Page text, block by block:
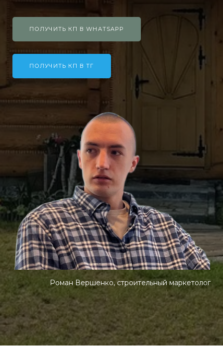
ПОЛУЧИТЬ КП В WHATSAPP
ПОЛУЧИТЬ КП В ТГ
Роман Вершенко, строительный маркетолог